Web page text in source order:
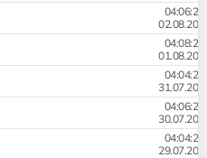
04:06:25
04:08:22
04:04:27
04:06:25
04:04:27